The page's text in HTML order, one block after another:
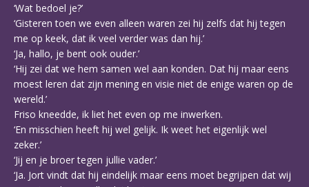
‘Wat bedoel je?’
‘Gisteren toen we even alleen waren zei hij zelfs dat hij tegen
me op keek, dat ik veel verder was dan hij.’
‘Ja, hallo, je bent ook ouder.’
‘Hij zei dat we hem samen wel aan konden. Dat hij maar eens
moest leren dat zijn mening en visie niet de enige waren op de
wereld.’
Friso kneedde, ik liet het even op me inwerken.
‘En misschien heeft hij wel gelijk. Ik weet het eigenlijk wel
zeker.’
‘Jij en je broer tegen jullie vader.’
‘Ja. Jort vindt dat hij eindelijk maar eens moet begrijpen dat wij